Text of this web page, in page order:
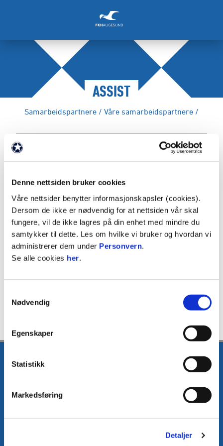
Denne nettsiden bruker cookies
Våre nettsider benytter informasjonskapsler (cookies).
Dersom de ikke er nødvendig for at nettsiden vår skal
fungere, vil de ikke lagres på din enhet med mindre du
samtykker til dette. Les om hvilke vi bruker og hvordan vi
administrerer dem under Personvern.
Se alle cookies her.
Nødvendig
Egenskaper
Statistikk
Markedsføring
Detaljer
ASSIST
Samarbeidspartnere / Våre samarbeidspartnere /
Besøkadresse:
Karmsundgata 208, 5527
Haugesund
Webadresse:https://assist.no